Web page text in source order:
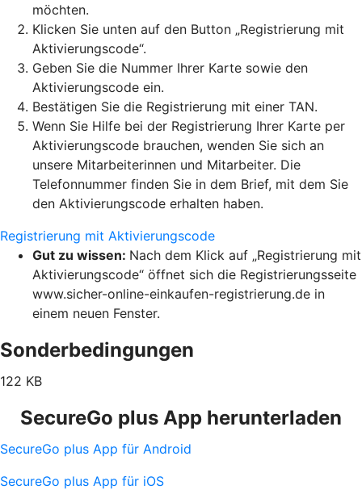
möchten.
Klicken Sie unten auf den Button „Registrierung mit
Aktivierungscode“.
Geben Sie die Nummer Ihrer Karte sowie den
Aktivierungscode ein.
Bestätigen Sie die Registrierung mit einer TAN.
Wenn Sie Hilfe bei der Registrierung Ihrer Karte per
Aktivierungscode brauchen, wenden Sie sich an
unsere Mitarbeiterinnen und Mitarbeiter. Die
Telefonnummer finden Sie in dem Brief, mit dem Sie
den Aktivierungscode erhalten haben.
Registrierung mit Aktivierungscode
Gut zu wissen: Nach dem Klick auf „Registrierung mit
Aktivierungscode“ öffnet sich die Registrierungsseite
www.sicher-online-einkaufen-registrierung.de in
einem neuen Fenster.
Sonderbedingungen
122 KB
SecureGo plus App herunterladen
SecureGo plus App für Android
SecureGo plus App für iOS